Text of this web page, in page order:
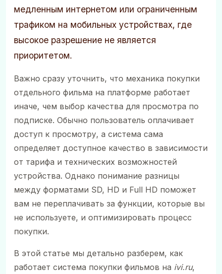
медленным интернетом или ограниченным
трафиком на мобильных устройствах, где
высокое разрешение не является
приоритетом.
Важно сразу уточнить, что механика покупки
отдельного фильма на платформе работает
иначе, чем выбор качества для просмотра по
подписке. Обычно пользователь оплачивает
доступ к просмотру, а система сама
определяет доступное качество в зависимости
от тарифа и технических возможностей
устройства. Однако понимание разницы
между форматами SD, HD и Full HD поможет
вам не переплачивать за функции, которые вы
не используете, и оптимизировать процесс
покупки.
В этой статье мы детально разберем, как
работает система покупки фильмов на ivi.ru,